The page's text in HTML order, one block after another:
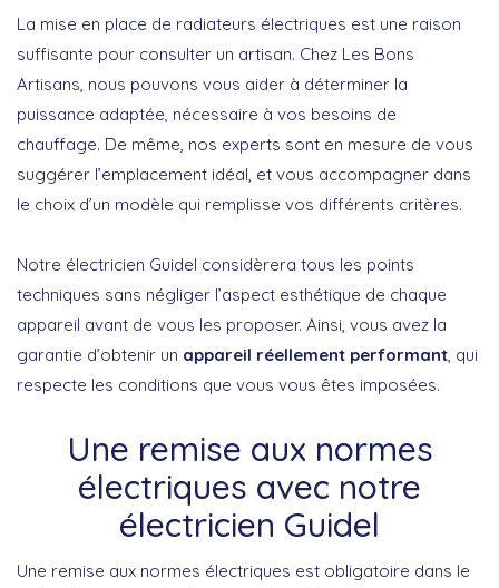
La mise en place de radiateurs électriques est une raison
suffisante pour consulter un artisan. Chez Les Bons
Artisans, nous pouvons vous aider à déterminer la
puissance adaptée, nécessaire à vos besoins de
chauffage. De même, nos experts sont en mesure de vous
suggérer l’emplacement idéal, et vous accompagner dans
le choix d’un modèle qui remplisse vos différents critères.
Notre électricien Guidel considèrera tous les points
techniques sans négliger l’aspect esthétique de chaque
appareil avant de vous les proposer. Ainsi, vous avez la
garantie d’obtenir un appareil réellement performant , qui
respecte les conditions que vous vous êtes imposées.
Une remise aux normes
électriques avec notre
électricien Guidel
Une remise aux normes électriques est obligatoire dans le